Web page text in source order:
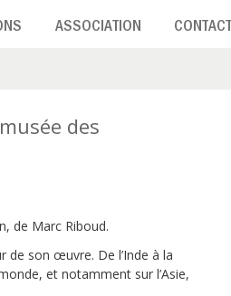
ASSOCIATION CONTACT
des
de Marc Riboud.
de son œuvre. De l’Inde à la
et notamment sur l’Asie,